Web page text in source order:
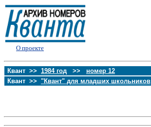
О проекте
Квант >> 1984 год >> номер 12
Квант >> "Квант" для младших школьников